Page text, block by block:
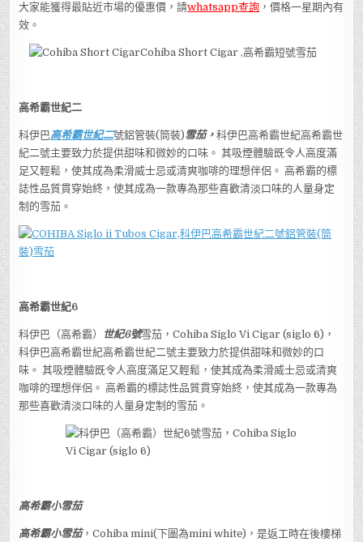
大家能獲得最貼近市場的優惠價，請whatsapp查詢 ，價格一星期內有
效。
高希霸世紀二
科伊巴高希霸世紀二號鋁管裝(筒裝)雪茄，科伊巴高希霸世紀高希霸世
紀二號主要致力於提供甜味和微妙的口味。 其吸煙體驗既令人高度滿
足又輕鬆，使其成為柔滑威士忌或清爽咖啡的理想伴侶。 高希霸的標
誌性品質貫穿始終，使其成為一款專為那些喜歡清淡口味的人量身定
制的雪茄。
高希霸世紀6
科伊巴（高希霸） 世紀6號雪茄，Cohiba Siglo Vi Cigar (siglo 6)，
科伊巴高希霸世紀高希霸世紀二號主要致力於提供甜味和微妙的口
味。 其吸煙體驗既令人高度滿足又輕鬆，使其成為柔滑威士忌或清爽
咖啡的理想伴侶。 高希霸的標誌性品質貫穿始終，使其成為一款專為
那些喜歡清淡口味的人量身定制的雪茄。
高希霸小雪茄
高希霸小雪茄，Cohiba mini(下圖為mini white)，是返工時在後樓梯